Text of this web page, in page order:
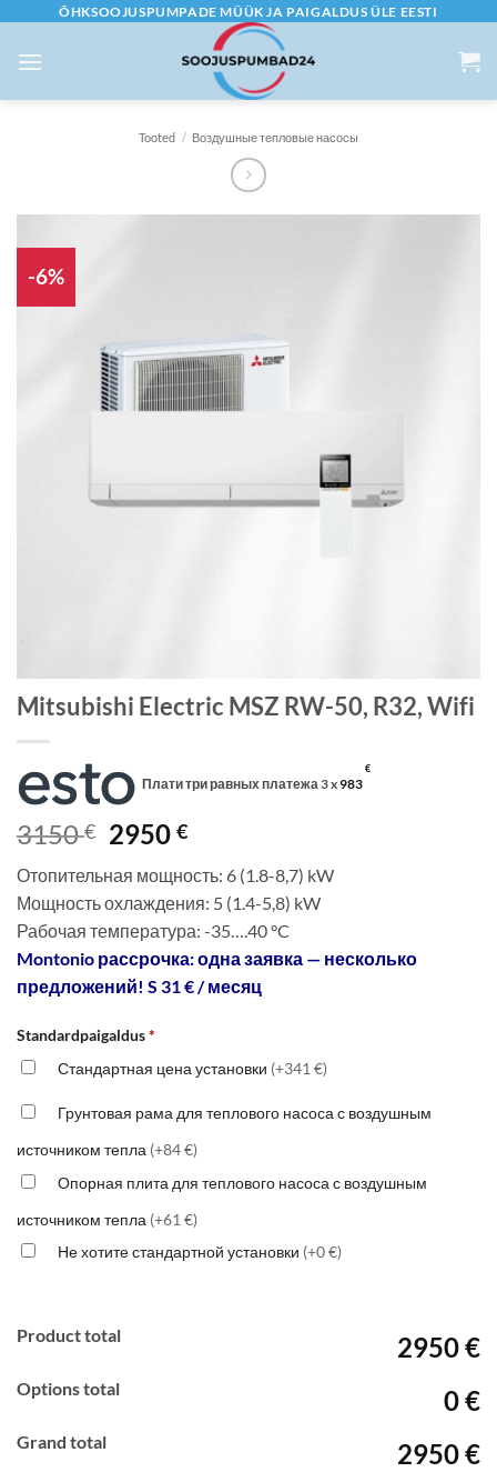
content
ÕHKSOOJUSPUMPADE MÜÜK JA PAIGALDUS ÜLE EESTI
Tooted / Воздушные тепловые насосы
-6%
Mitsubishi Electric MSZ RW-50, R32, Wifi
Плати три равных платежа 3 x983
€
3150€ Первоначальная
составляла
3150 €.
2950€Текущая
2950 €.
Отопительная мощность: 6 (1.8-8,7) kW
Мощность охлаждения: 5 (1.4-5,8) kW
Рабочая температура: -35….40 °C
Montonio рассрочка: одна заявка — несколько
предложений! S 31 € / месяц
Standardpaigaldus*
Стандартная цена установки (+341 €)
Грунтовая рама для теплового насоса с воздушным
источником тепла (+84 €)
Опорная плита для теплового насоса с воздушным
источником тепла (+61 €)
Не хотите стандартной установки (+0 €)
Product total 2950 €
Options total 0 €
Grand total 2950 €